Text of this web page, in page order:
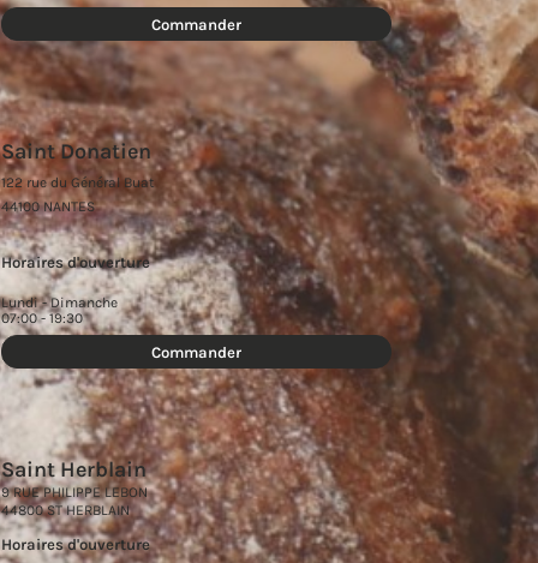
Commander
Saint Donatien
122 rue du Général Buat
44100 NANTES
Horaires d'ouverture
Lundi - Dimanche
07:00 - 19:30
Commander
Saint Herblain
9 RUE PHILIPPE LEBON
44800 ST HERBLAIN
Horaires d'ouverture